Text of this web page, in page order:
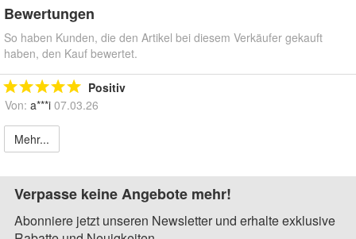
Bewertungen
So haben Kunden, die den Artikel bei diesem Verkäufer gekauft
haben, den Kauf bewertet.
Positiv
Von: a***i 07.03.26
Mehr...
Verpasse keine Angebote mehr!
Abonniere jetzt unseren Newsletter und erhalte exklusive